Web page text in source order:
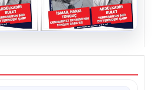
Cumhuriyet Kitap!
6 Ağustos 2026